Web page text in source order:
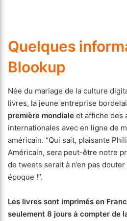
Quelques
Blookup
Née du mariage de la culture
livres, la jeune entreprise
première mondiale et affiche des
internationales avec en ligne de
américain. “Qui sait, plaisante
Américain, sera peut-être notre
de tweets serait à n’en pas
époque !”.
Les livres sont imprimés en
seulement 8 jours à compter de